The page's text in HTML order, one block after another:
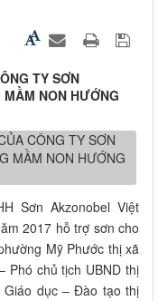
TY SƠN
NON HƯỚNG
Sơn Akzonobel Việt
2017 hỗ trợ sơn cho
Mỹ Phước thị xã
Phó chủ tịch UBND thị
Giáo dục – Đào tạo thị